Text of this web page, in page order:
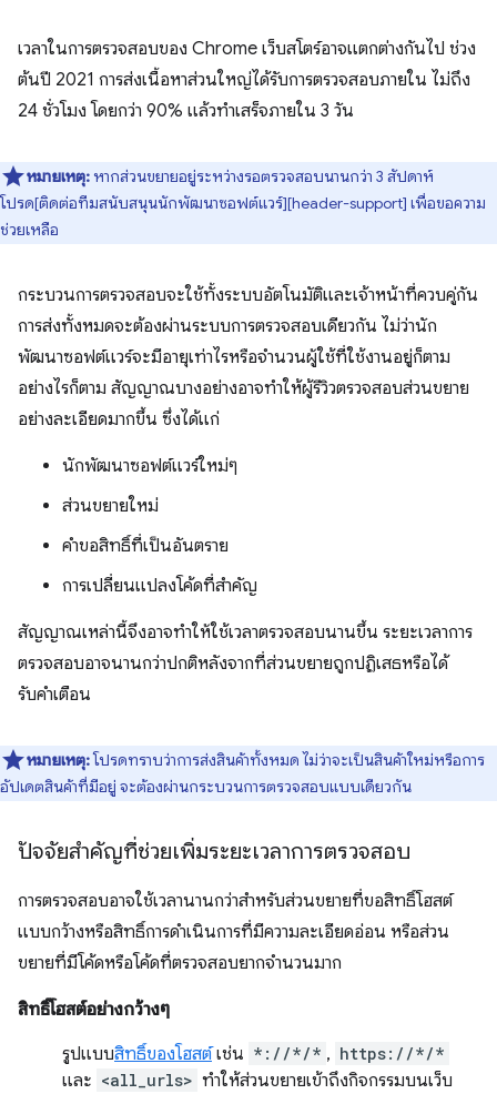
เวลาในการตรวจสอบของ Chrome เว็บสโตร์อาจแตกต่างกันไป ช่วง
ต้นปี 2021 การส่งเนื้อหาส่วนใหญ่ได้รับการตรวจสอบภายใน ไม่ถึง
24 ชั่วโมง โดยกว่า 90% แล้วทำเสร็จภายใน 3 วัน
หมายเหตุ: หากส่วนขยายอยู่ระหว่างรอตรวจสอบนานกว่า 3 สัปดาห์
โปรด[ติดต่อทีมสนับสนุนนักพัฒนาซอฟต์แวร์][header-support] เพื่อขอความ
ช่วยเหลือ
กระบวนการตรวจสอบจะใช้ทั้งระบบอัตโนมัติและเจ้าหน้าที่ควบคู่กัน
การส่งทั้งหมดจะต้องผ่านระบบการตรวจสอบเดียวกัน ไม่ว่านัก
พัฒนาซอฟต์แวร์จะมีอายุเท่าไรหรือจำนวนผู้ใช้ที่ใช้งานอยู่ก็ตาม
อย่างไรก็ตาม สัญญาณบางอย่างอาจทำให้ผู้รีวิวตรวจสอบส่วนขยาย
อย่างละเอียดมากขึ้น ซึ่งได้แก่
นักพัฒนาซอฟต์แวร์ใหม่ๆ
ส่วนขยายใหม่
คำขอสิทธิ์ที่เป็นอันตราย
การเปลี่ยนแปลงโค้ดที่สำคัญ
สัญญาณเหล่านี้จึงอาจทำให้ใช้เวลาตรวจสอบนานขึ้น ระยะเวลาการ
ตรวจสอบอาจนานกว่าปกติหลังจากที่ส่วนขยายถูกปฏิเสธหรือได้
รับคำเตือน
หมายเหตุ:โปรดทราบว่าการส่งสินค้าทั้งหมด ไม่ว่าจะเป็นสินค้าใหม่หรือการ
อัปเดตสินค้าที่มีอยู่ จะต้องผ่านกระบวนการตรวจสอบแบบเดียวกัน
ปัจจัยสำคัญที่ช่วยเพิ่มระยะเวลาการตรวจสอบ
การตรวจสอบอาจใช้เวลานานกว่าสำหรับส่วนขยายที่ขอสิทธิ์โฮสต์
แบบกว้างหรือสิทธิ์การดำเนินการที่มีความละเอียดอ่อน หรือส่วน
ขยายที่มีโค้ดหรือโค้ดที่ตรวจสอบยากจำนวนมาก
สิทธิ์โฮสต์อย่างกว้างๆ
รูปแบบสิทธิ์ของโฮสต์เช่น *://*/* , https://*/*
และ <all_urls> ทำให้ส่วนขยายเข้าถึงกิจกรรมบนเว็บ